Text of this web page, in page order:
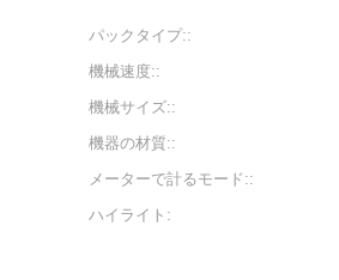
パックタイプ::
機械速度::
機械サイズ::
機器の材質::
メーターで計るモード::
ハイライト: